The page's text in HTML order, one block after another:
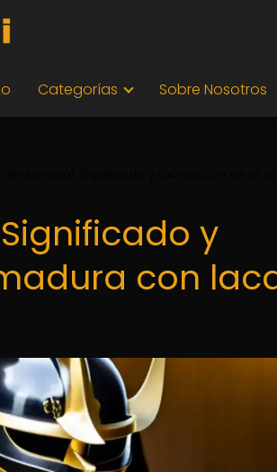
Categorías Sobre Nosotros
y
con